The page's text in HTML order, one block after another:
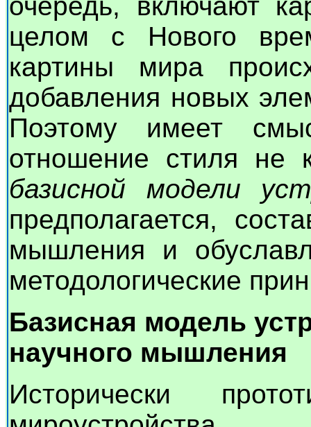
целом с Нового
картины мира
добавления новых
Поэтому имеет
отношение стиля не
базисной модели
предполагается,
мышления и
методологические
Базисная модель
научного мышления
Исторически